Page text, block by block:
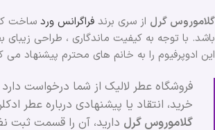
گلاموروس گرل از سری برند فراگرانس ورد ساخت
باشد. با توجه به کیفیت ماندگاری ، طراحی
این ادوپرفیوم را به خانم های محترم پیشنهاد می
فروشگاه عطر لالیک از شما درخواست
خرید، انتقاد یا پیشنهادی درباره عطر
گلاموروس گرل دارید، آن را قسمت ثبت